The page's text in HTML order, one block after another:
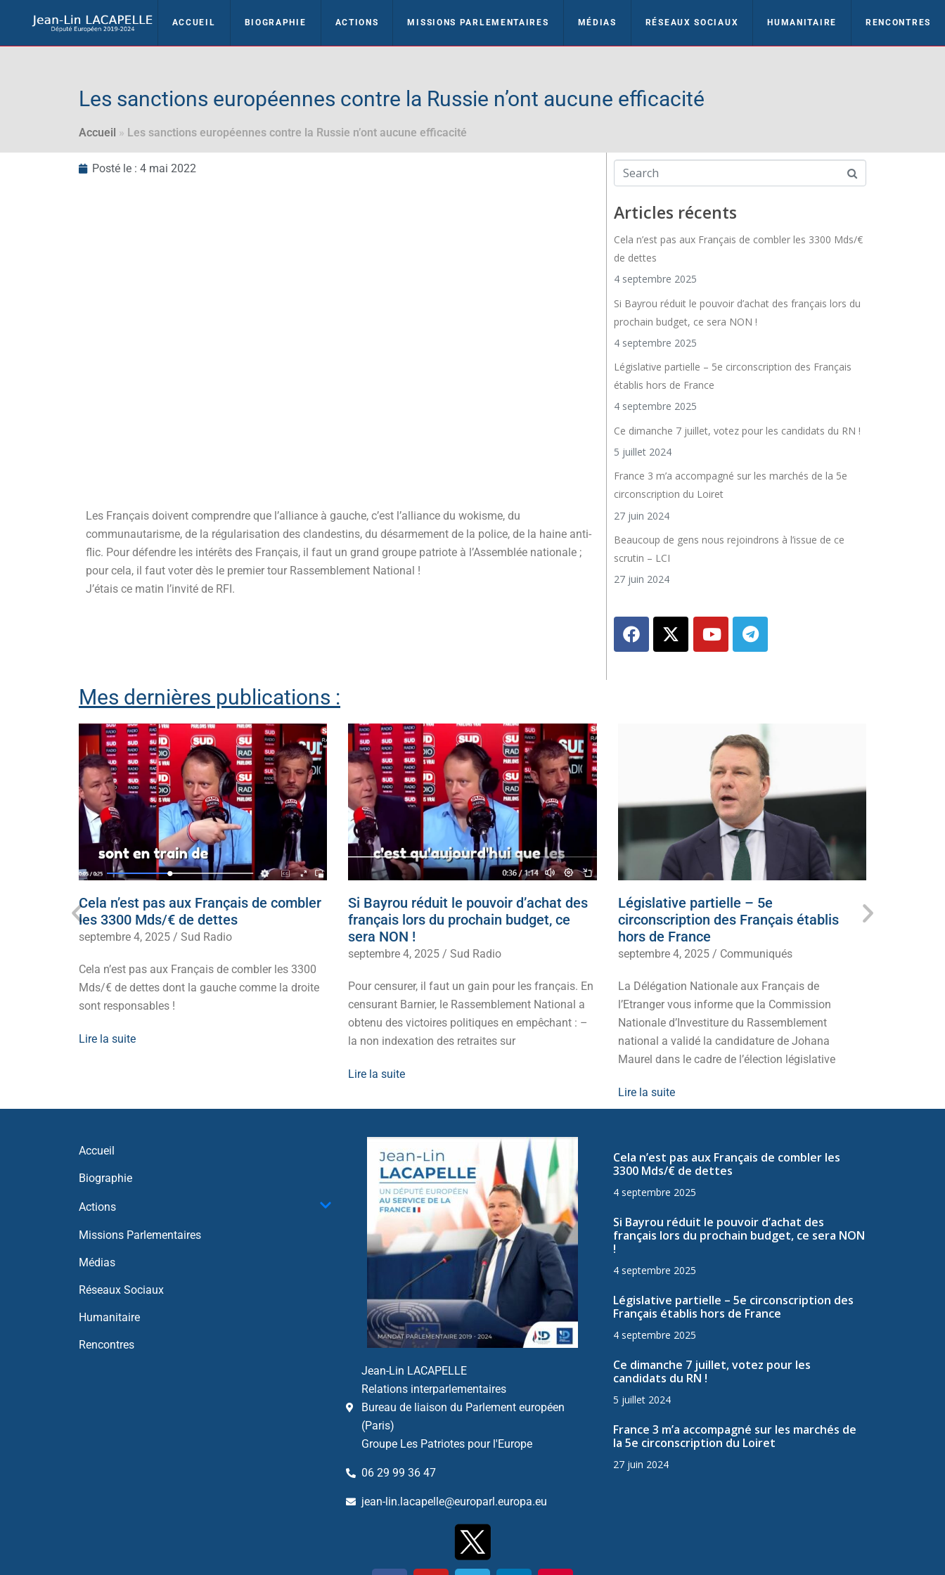
ACCUEIL BIOGRAPHIE ACTIONS MISSIONS PARLEMENTAIRES MÉDIAS RÉSEAUX SOCIAUX HUMANITAIRE RENCONTRES
Les sanctions européennes contre la Russie n’ont aucune efficacité
Accueil » Les sanctions européennes contre la Russie n’ont aucune efficacité
Posté le : 4 mai 2022
Les Français doivent comprendre que l’alliance à gauche, c’est l’alliance du wokisme, du
communautarisme, de la régularisation des clandestins, du désarmement de la police, de la haine anti-
flic. Pour défendre les intérêts des Français, il faut un grand groupe patriote à l’Assemblée nationale ;
pour cela, il faut voter dès le premier tour Rassemblement National !
J’étais ce matin l’invité de RFI.
Articles récents
Cela n’est pas aux Français de combler les 3300 Mds/€
de dettes
4 septembre 2025
Si Bayrou réduit le pouvoir d’achat des français lors du
prochain budget, ce sera NON !
4 septembre 2025
Législative partielle – 5e circonscription des Français
établis hors de France
4 septembre 2025
Ce dimanche 7 juillet, votez pour les candidats du RN !
5 juillet 2024
France 3 m’a accompagné sur les marchés de la 5e
circonscription du Loiret
27 juin 2024
Beaucoup de gens nous rejoindrons à l’issue de ce
scrutin – LCI
27 juin 2024
Mes dernières publications :
Cela n’est pas aux Français de combler
les 3300 Mds/€ de dettes
septembre 4, 2025 / Sud Radio
Cela n’est pas aux Français de combler les 3300
Mds/€ de dettes dont la gauche comme la droite
sont responsables !
Lire la suite
Si Bayrou réduit le pouvoir d’achat des
français lors du prochain budget, ce
sera NON !
septembre 4, 2025 / Sud Radio
Pour censurer, il faut un gain pour les français. En
censurant Barnier, le Rassemblement National a
obtenu des victoires politiques en empêchant : –
la non indexation des retraites sur
Lire la suite
Législative partielle – 5e
circonscription des Français établis
hors de France
septembre 4, 2025 / Communiqués
La Délégation Nationale aux Français de
l’Etranger vous informe que la Commission
Nationale d’Investiture du Rassemblement
national a validé la candidature de Johana
Maurel dans le cadre de l’élection législative
Lire la suite
Accueil
Biographie
Actions
Missions Parlementaires
Médias
Réseaux Sociaux
Humanitaire
Rencontres
Jean-Lin LACAPELLE
Relations interparlementaires
Bureau de liaison du Parlement européen
(Paris)
Groupe Les Patriotes pour l'Europe
06 29 99 36 47
jean-lin.lacapelle@europarl.europa.eu
Cela n’est pas aux Français de combler les
3300 Mds/€ de dettes
4 septembre 2025
Si Bayrou réduit le pouvoir d’achat des
français lors du prochain budget, ce sera NON
!
4 septembre 2025
Législative partielle – 5e circonscription des
Français établis hors de France
4 septembre 2025
Ce dimanche 7 juillet, votez pour les
candidats du RN !
5 juillet 2024
France 3 m’a accompagné sur les marchés de
la 5e circonscription du Loiret
27 juin 2024